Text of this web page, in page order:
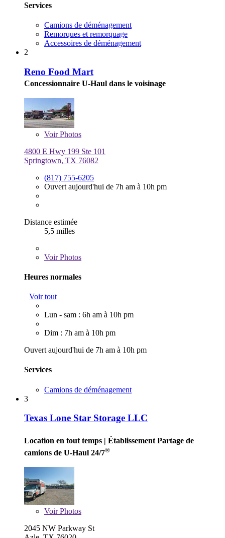
Services
Camions de déménagement
Remorques et remorquage
Accessoires de déménagement
2
Reno Food Mart
Concessionnaire U-Haul dans le voisinage
VoirPhotos
4800 E Hwy 199 Ste 101
Springtown, TX 76082
(817) 755-6205
Ouvert aujourd'hui de 7h am à 10h pm
Distance estimée
5,5 milles
VoirPhotos
Heures normales
Voir tout
Lun - sam : 6h am à 10h pm
Dim : 7h am à 10h pm
Ouvert aujourd'hui de 7h am à 10h pm
Services
Camions de déménagement
3
Texas Lone Star Storage LLC
Location en tout temps | Établissement Partage de
camions de U-Haul 24/7®
VoirPhotos
2045 NW Parkway St